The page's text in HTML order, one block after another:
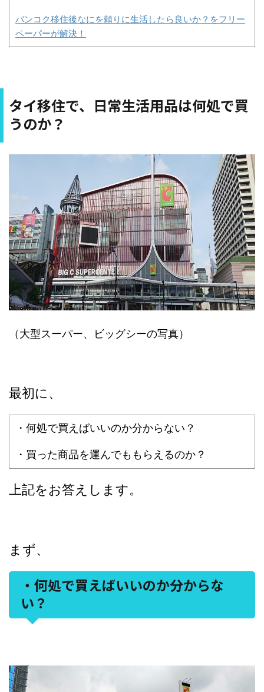
バンコク移住後なにを頼りに生活したら良いか？をフリー
ペーパーが解決！
タイ移住で、日常生活用品は何処で買
うのか？
（大型スーパー、ビッグシーの写真）
最初に、
・何処で買えばいいのか分からない？
・買った商品を運んでももらえるのか？
上記をお答えします。
まず、
・何処で買えばいいのか分からな
い？